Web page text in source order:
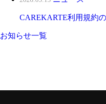
CAREKARTE利用規約
お知らせ一覧